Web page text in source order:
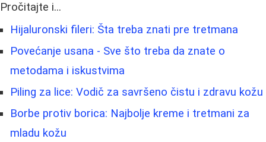
Pročitajte i...
Hijaluronski fileri: Šta treba znati pre tretmana
Povećanje usana - Sve što treba da znate o
metodama i iskustvima
Piling za lice: Vodič za savršeno čistu i zdravu kožu
Borbe protiv borica: Najbolje kreme i tretmani za
mladu kožu